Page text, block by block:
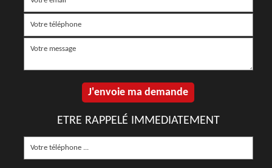
ETRE RAPPELÉ IMMEDIATEMENT